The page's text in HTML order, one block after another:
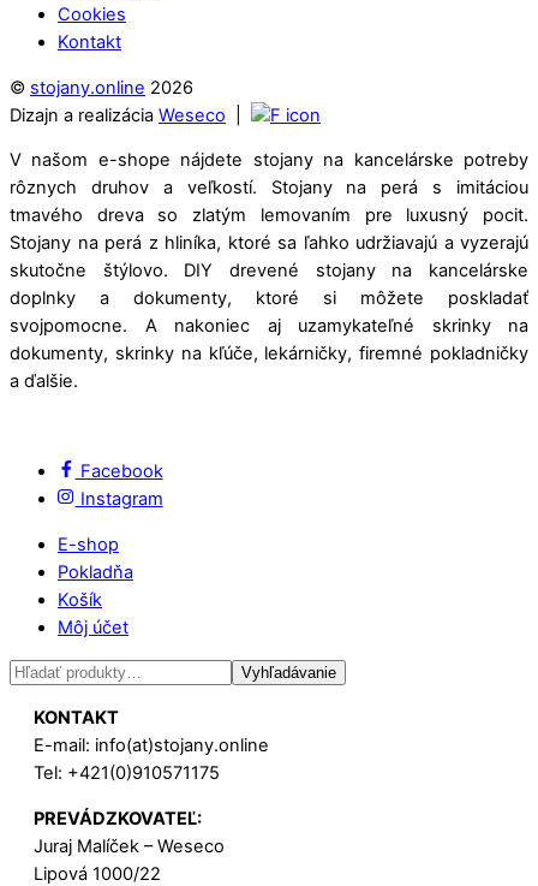
Cookies
Kontakt
© stojany.online 2026
Dizajn a realizácia Weseco
V našom e-shope nájdete stojany na kancelárske potreby
rôznych druhov a veľkostí. Stojany na perá s imitáciou
tmavého dreva so zlatým lemovaním pre luxusný pocit.
Stojany na perá z hliníka, ktoré sa ľahko udržiavajú a vyzerajú
skutočne štýlovo. DIY drevené stojany na kancelárske
doplnky a dokumenty, ktoré si môžete poskladať
svojpomocne. A nakoniec aj uzamykateľné skrinky na
dokumenty, skrinky na kľúče, lekárničky, firemné pokladničky
a ďalšie.
Facebook
Instagram
E-shop
Pokladňa
Košík
Môj účet
Hľadať: Vyhľadávanie
KONTAKT
E-mail: info(at)stojany.online
Tel: +421(0)910571175
PREVÁDZKOVATEĽ:
Juraj Malíček – Weseco
Lipová 1000/22